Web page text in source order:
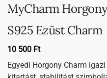
MyCharm
S925 Ezüst Charm
10 500 Ft
Egyedi Horgony Charm